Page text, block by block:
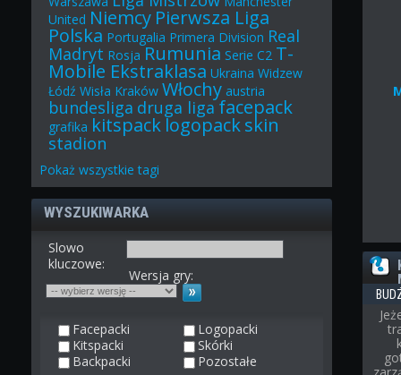
United Niemcy Pierwsza Liga
Polska Portugalia Primera Division Real
Madryt Rosja Rumunia Serie C2 T-
Mobile Ekstraklasa Ukraina Widzew
Łódź Wisła Kraków Włochy austria
bundesliga druga ligafacepack
grafika kitspacklogopackskin
stadion
Pokażwszystkie tagi
WYSZUKIWARKA
Slowo
kluczowe:
Wersja gry:
Facepacki
Logopacki
Kitspacki
Skórki
Backpacki
Pozostałe